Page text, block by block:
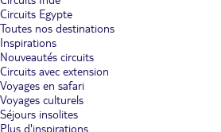
Circuits Egypte
Toutes nos destinations
Inspirations
Nouveautés circuits
Circuits avec extension
Voyages en safari
Voyages culturels
Séjours insolites
Plus d'inspirations